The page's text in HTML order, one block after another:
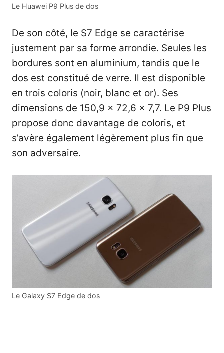
Le Huawei P9 Plus de dos
De son côté, le S7 Edge se caractérise
justement par sa forme arrondie. Seules les
bordures sont en aluminium, tandis que le
dos est constitué de verre. Il est disponible
en trois coloris (noir, blanc et or). Ses
dimensions de 150,9 x 72,6 x 7,7. Le P9 Plus
propose donc davantage de coloris, et
s’avère également légèrement plus fin que
son adversaire.
Le Galaxy S7 Edge de dos